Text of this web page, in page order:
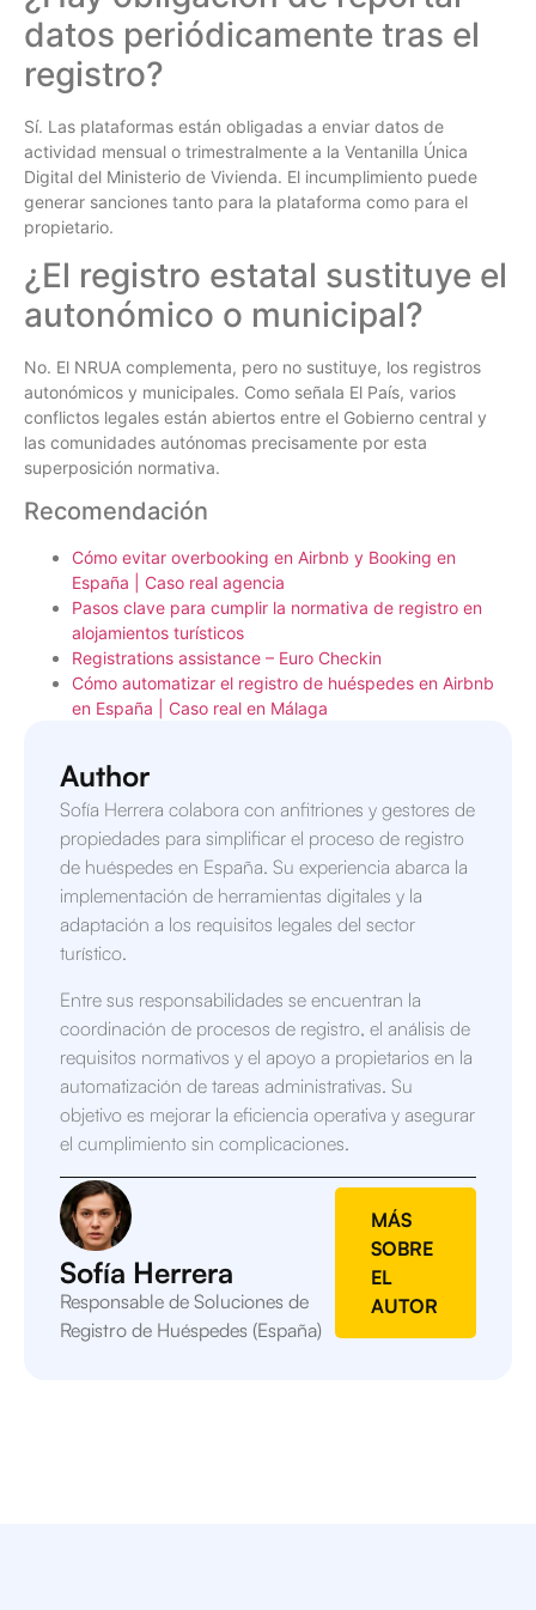
datos periódicamente tras el
registro?
Sí. Las plataformas están obligadas a enviar datos de
actividad mensual o trimestralmente a la Ventanilla Única
Digital del Ministerio de Vivienda. El incumplimiento puede
generar sanciones tanto para la plataforma como para el
propietario.
¿El registro estatal sustituye el
autonómico o municipal?
No. El NRUA complementa, pero no sustituye, los registros
autonómicos y municipales. Como señala El País, varios
conflictos legales están abiertos entre el Gobierno central y
las comunidades autónomas precisamente por esta
superposición normativa.
Recomendación
Cómo evitar overbooking en Airbnb y Booking en
España | Caso real agencia
Pasos clave para cumplir la normativa de registro en
alojamientos turísticos
Registrations assistance – Euro Checkin
Cómo automatizar el registro de huéspedes en Airbnb
en España | Caso real en Málaga
Author
Sofía Herrera colabora con anfitriones y gestores de
propiedades para simplificar el proceso de registro
de huéspedes en España. Su experiencia abarca la
implementación de herramientas digitales y la
adaptación a los requisitos legales del sector
turístico.
Entre sus responsabilidades se encuentran la
coordinación de procesos de registro, el análisis de
requisitos normativos y el apoyo a propietarios en la
automatización de tareas administrativas. Su
objetivo es mejorar la eficiencia operativa y asegurar
el cumplimiento sin complicaciones.
Sofía Herrera
Responsable de Soluciones de
Registro de Huéspedes (España)
MÁS
SOBRE
EL
AUTOR